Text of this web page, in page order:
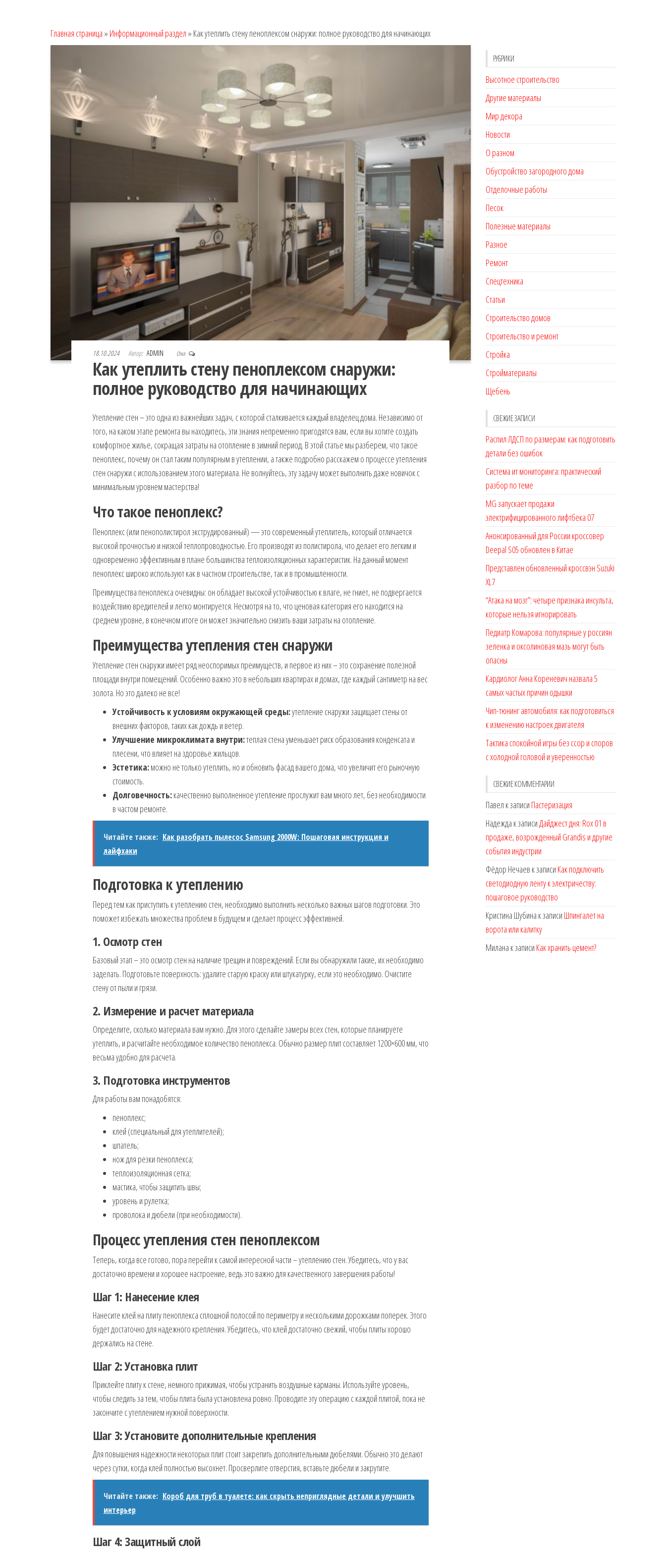
Главная страница » Информационный раздел » Как утеплить стену пеноплексом снаружи: полное руководство для начинающих
18.10.2024 Автор: ADMIN Откл
Как утеплить стену пеноплексом снаружи:
полное руководство для начинающих
Утепление стен – это одна из важнейших задач, с которой сталкивается каждый владелец дома. Независимо от
того, на каком этапе ремонта вы находитесь, эти знания непременно пригодятся вам, если вы хотите создать
комфортное жилье, сокращая затраты на отопление в зимний период. В этой статье мы разберем, что такое
пеноплекс, почему он стал таким популярным в утеплении, а также подробно расскажем о процессе утепления
стен снаружи с использованием этого материала. Не волнуйтесь, эту задачу может выполнить даже новичок с
минимальным уровнем мастерства!
Что такое пеноплекс?
Пеноплекс (или пенополистирол экструдированный) — это современный утеплитель, который отличается
высокой прочностью и низкой теплопроводностью. Его производят из полистирола, что делает его легким и
одновременно эффективным в плане большинства теплоизоляционных характеристик. На данный момент
пеноплекс широко используют как в частном строительстве, так и в промышленности.
Преимущества пеноплекса очевидны: он обладает высокой устойчивостью к влаге, не гниет, не подвергается
воздействию вредителей и легко монтируется. Несмотря на то, что ценовая категория его находится на
среднем уровне, в конечном итоге он может значительно снизить ваши затраты на отопление.
Преимущества утепления стен снаружи
Утепление стен снаружи имеет ряд неоспоримых преимуществ, и первое из них – это сохранение полезной
площади внутри помещений. Особенно важно это в небольших квартирах и домах, где каждый сантиметр на вес
золота. Но это далеко не все!
Устойчивость к условиям окружающей среды:утепление снаружи защищает стены от
внешних факторов, таких как дождь и ветер.
Улучшение микроклимата внутри:теплая стена уменьшает риск образования конденсата и
плесени, что влияет на здоровье жильцов.
Эстетика:можно не только утеплить, но и обновить фасад вашего дома, что увеличит его рыночную
стоимость.
Долговечность:качественно выполненное утепление прослужит вам много лет, без необходимости
в частом ремонте.
Читайте также: Как разобрать пылесос Samsung 2000W: Пошаговая инструкция и
лайфхаки
Подготовка к утеплению
Перед тем как приступить к утеплению стен, необходимо выполнить несколько важных шагов подготовки. Это
поможет избежать множества проблем в будущем и сделает процесс эффективней.
1. Осмотр стен
Базовый этап – это осмотр стен на наличие трещин и повреждений. Если вы обнаружили такие, их необходимо
заделать. Подготовьте поверхность: удалите старую краску или штукатурку, если это необходимо. Очистите
стену от пыли и грязи.
2. Измерение и расчет материала
Определите, сколько материала вам нужно. Для этого сделайте замеры всех стен, которые планируете
утеплить, и расчитайте необходимое количество пеноплекса. Обычно размер плит составляет 1200×600 мм, что
весьма удобно для расчета.
3. Подготовка инструментов
Для работы вам понадобятся:
пеноплекс;
клей (специальный для утеплителей);
шпатель;
нож для резки пеноплекса;
теплоизоляционная сетка;
мастика, чтобы защитить швы;
уровень и рулетка;
проволока и дюбели (при необходимости).
Процесс утепления стен пеноплексом
Теперь, когда все готово, пора перейти к самой интересной части – утеплению стен. Убедитесь, что у вас
достаточно времени и хорошее настроение, ведь это важно для качественного завершения работы!
Шаг 1: Нанесение клея
Нанесите клей на плиту пеноплекса сплошной полосой по периметру и несколькими дорожками поперек. Этого
будет достаточно для надежного крепления. Убедитесь, что клей достаточно свежий, чтобы плиты хорошо
держались на стене.
Шаг 2: Установка плит
Приклейте плиту к стене, немного прижимая, чтобы устранить воздушные карманы. Используйте уровень,
чтобы следить за тем, чтобы плита была установлена ровно. Проводите эту операцию с каждой плитой, пока не
закончите с утеплением нужной поверхности.
Шаг 3: Установите дополнительные крепления
Для повышения надежности некоторых плит стоит закрепить дополнительными дюбелями. Обычно это делают
через сутки, когда клей полностью высохнет. Просверлите отверстия, вставьте дюбели и закрутите.
Читайте также: Короб для труб в туалете: как скрыть неприглядные детали и улучшить
интерьер
Шаг 4: Защитный слой
РУБРИКИ
Высотное строительство
Другие материалы
Мир декора
Новости
О разном
Обустройство загородного дома
Отделочные работы
Песок
Полезные материалы
Разное
Ремонт
Спецтехника
Статьи
Строительство домов
Строительство и ремонт
Стройка
Стройматериалы
Щебень
СВЕЖИЕ ЗАПИСИ
Распил ЛДСП по размерам: как подготовить
детали без ошибок
Система ит мониторинга: практический
разбор по теме
MG запускает продажи
электрифицированного лифтбека 07
Анонсированный для России кроссовер
Deepal S05 обновлен в Китае
Представлен обновленный кроссвэн Suzuki
XL7
“Атака на мозг”: четыре признака инсульта,
которые нельзя игнорировать
Педиатр Комарова: популярные у россиян
зеленка и оксолиновая мазь могут быть
опасны
Кардиолог Анна Кореневич назвала 5
самых частых причин одышки
Чип-тюнинг автомобиля: как подготовиться
к изменению настроек двигателя
Тактика спокойной игры без ссор и споров
с холодной головой и уверенностью
СВЕЖИЕ КОММЕНТАРИИ
Павел к записи Пастеризация
Надежда к записиДайджест дня: Rox 01 в
продаже, возрожденный Grandis и другие
события индустрии
Фёдор Нечаев к записи Как подключить
светодиодную ленту к электричеству:
пошаговое руководство
Кристина Шубина к записи Шпингалет на
ворота или калитку
Милана к записи Как хранить цемент?